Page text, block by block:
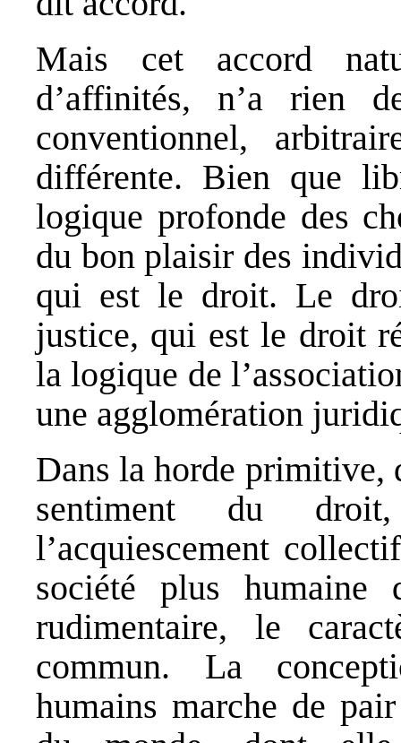
Mais cet accord
d’affinités, n’a rien
conventionnel,
différente. Bien que
logique profonde des
du bon plaisir des
qui est le droit. Le
justice, qui est le droit
la logique de
une agglomération
Dans la horde primitive,
sentiment du
l’acquiescement
société plus humaine
rudimentaire, le
commun. La
humains marche de